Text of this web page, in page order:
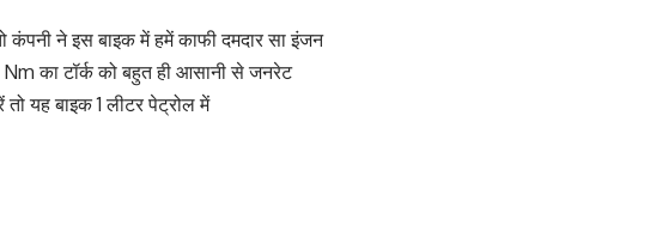
ने इस बाइक में हमें काफी दमदार सा इंजन
का टॉर्क को बहुत ही आसानी से जनरेट
यह बाइक 1 लीटर पेट्रोल में